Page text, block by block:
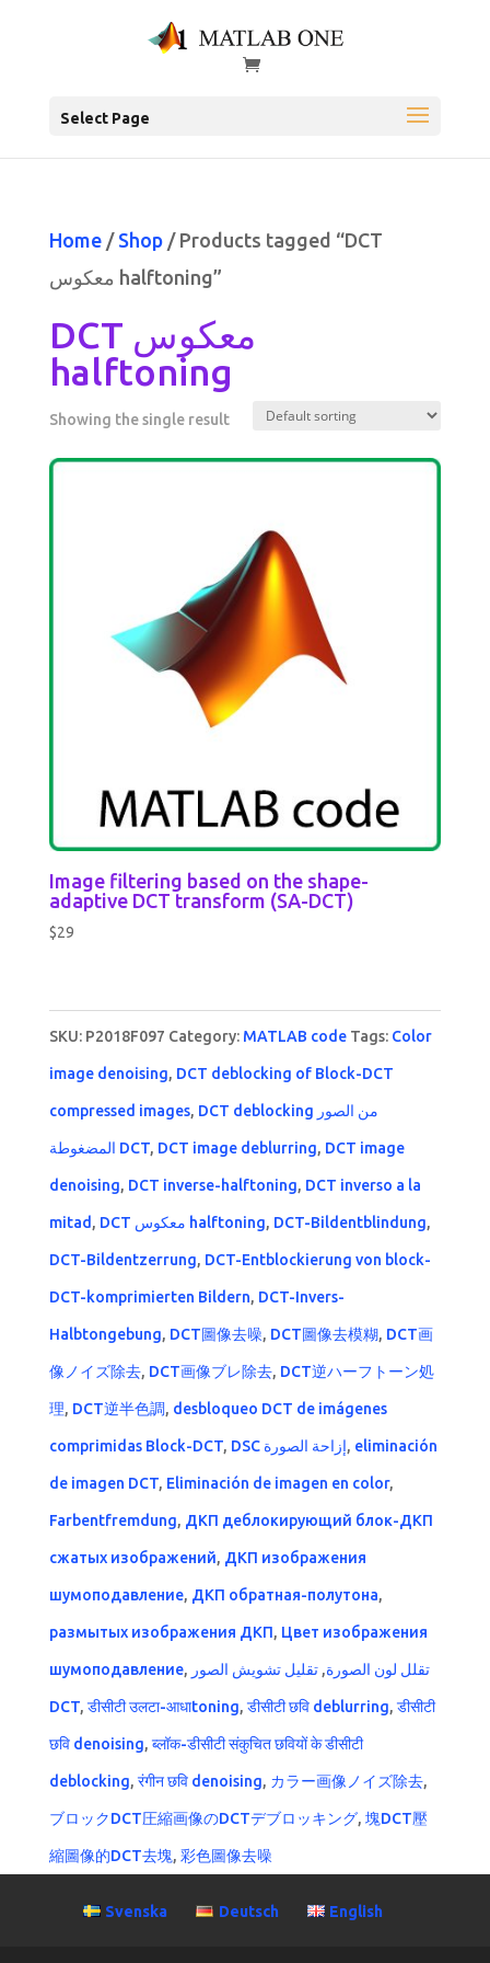
Select Page
Home/ Shop/ Products tagged “DCT
معكوس halftoning”
DCT معكوس
halftoning
Showing the single result
Image filtering based on the shape-
adaptive DCT transform (SA-DCT)
$29
SKU: P2018F097 Category: MATLAB code Tags: Color
image denoising, DCT deblocking of Block-DCT
compressed images, DCT deblocking من الصور
المضغوطة DCT, DCT image deblurring, DCT image
denoising, DCT inverse-halftoning, DCT inverso a la
mitad , DCT معكوس halftoning, DCT-Bildentblindung,
DCT-Bildentzerrung, DCT-Entblockierung von block-
DCT-komprimierten Bildern, DCT-Invers-
Halbtongebung, DCT圖像去噪, DCT圖像去模糊, DCT画
像ノイズ除去, DCT画像ブレ除去, DCT逆ハーフトーン処
理, DCT逆半色調, desbloqueo DCT de imágenes
comprimidas Block-DCT, DSC إزاحة الصورة, eliminación
de imagen DCT, Eliminación de imagen en color,
Farbentfremdung, ДКП деблокирующий блок-ДКП
сжатых изображений, ДКП изображения
шумоподавление, ДКП обратная-полутона,
размытых изображения ДКП, Цвет изображения
шумоподавление, تقلل لون الصورة,تقليل تشويش الصور
DCT, डीसीटी उलटा-आधाtoning, डीसीटी छवि deblurring, डीसीटी
छवि denoising, ब्लॉक-डीसीटी संकुचित छवियों के डीसीटी
deblocking, रंगीन छवि denoising, カラー画像ノイズ除去,
ブロックDCT圧縮画像のDCTデブロッキング, 塊DCT壓
縮圖像的DCT去塊, 彩色圖像去噪
Svenska Deutsch English